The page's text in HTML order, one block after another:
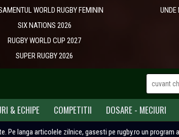
WORLD RUGBY FEMININ
SIX NATIONS 2026
RUGBY WORLD CUP 2027
SUPER RUGBY 2026
UNDE
& ECHIPE COMPETITII DOSARE - MECIURI
langa articolele zilnice, gasesti pe rugby.ro un program